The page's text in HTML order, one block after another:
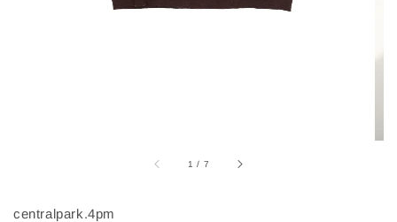
1 / 7
centralpark.4pm